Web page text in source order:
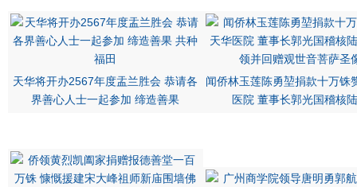
天华将开办2567年度盂兰胜会 恭请各
界善心人士一起参加 缔造善果
闻侨林玉莲陈勇堃捐款十万铢
医院 董事长郭光国稽核